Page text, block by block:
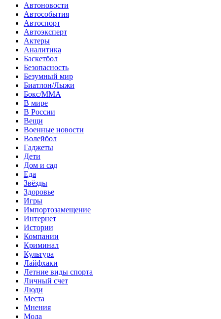
Автоновости
Автособытия
Автоспорт
Автоэксперт
Актеры
Аналитика
Баскетбол
Безопасность
Безумный мир
Биатлон/Лыжи
Бокс/MMA
В мире
В России
Вещи
Военные новости
Волейбол
Гаджеты
Дети
Дом и сад
Еда
Звёзды
Здоровье
Игры
Импортозамещение
Интернет
Истории
Компании
Криминал
Культура
Лайфхаки
Летние виды спорта
Личный счет
Люди
Места
Мнения
Мода